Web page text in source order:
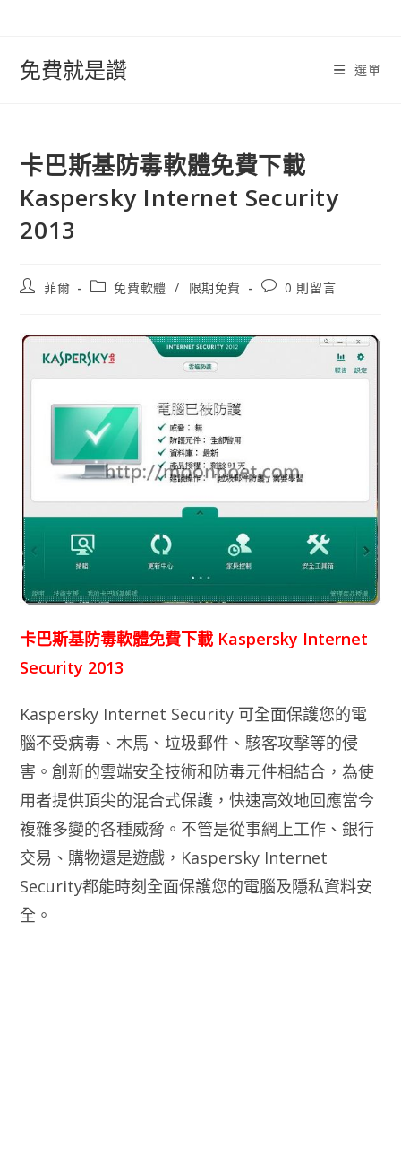
免費就是讚 選單
卡巴斯基防毒軟體免費下載
Kaspersky Internet Security
2013
文
者:
菲爾
文
別:
免費軟體 / 限期免費
文
論：
0 則留言
卡巴斯基防毒軟體免費下載 Kaspersky Internet
Security 2013
Kaspersky Internet Security 可全面保護您的電
腦不受病毒、木馬、垃圾郵件、駭客攻擊等的侵
害。創新的雲端安全技術和防毒元件相結合，為使
用者提供頂尖的混合式保護，快速高效地回應當今
複雜多變的各種威脅。不管是從事網上工作、銀行
交易、購物還是遊戲，Kaspersky Internet
Security都能時刻全面保護您的電腦及隱私資料安
全。